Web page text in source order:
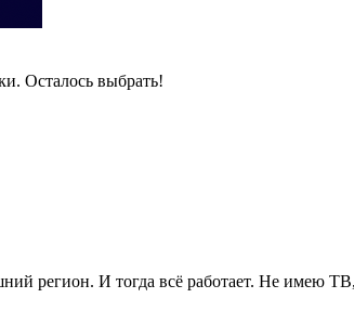
Осталось выбрать!
регион. И тогда всё работает. Не имею